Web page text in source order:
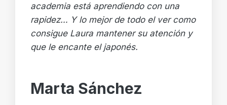
academia está aprendiendo con una
rapidez… Y lo mejor de todo el ver como
consigue Laura mantener su atención y
que le encante el japonés.
Marta Sánchez